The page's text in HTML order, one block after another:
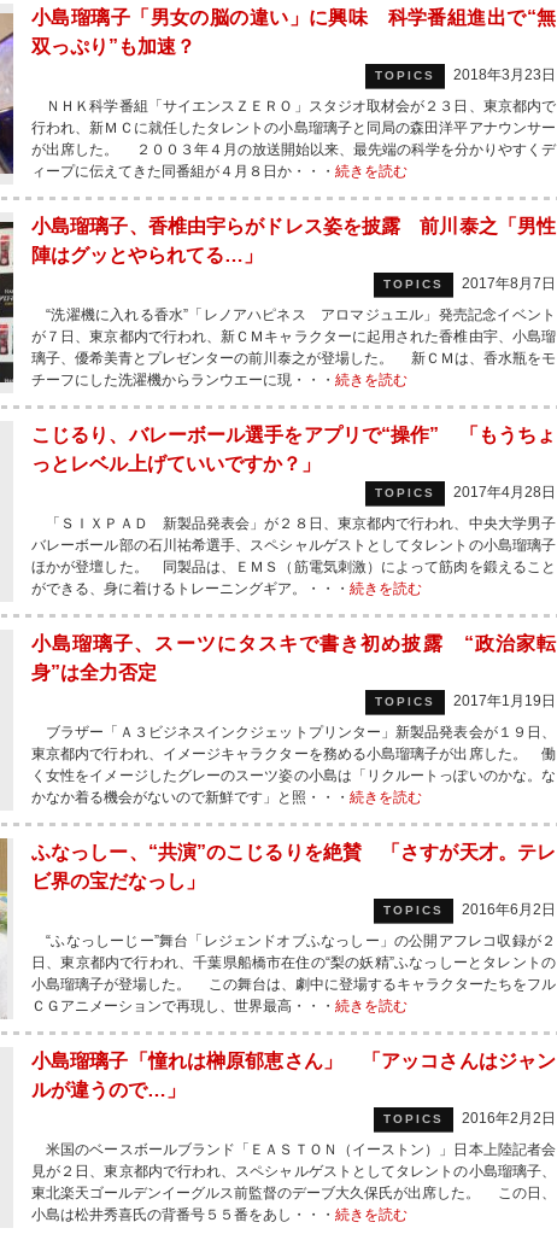
小島瑠璃子「男女の脳の違い」に興味 科学番組進出で“無
双っぷり”も加速？
TOPICS
2018年3月23日
ＮＨＫ科学番組「サイエンスＺＥＲＯ」スタジオ取材会が２３日、東京都内で
行われ、新ＭＣに就任したタレントの小島瑠璃子と同局の森田洋平アナウンサー
が出席した。 ２００３年４月の放送開始以来、最先端の科学を分かりやすくデ
ィープに伝えてきた同番組が４月８日か・・・ 続きを読む
小島瑠璃子、香椎由宇らがドレス姿を披露 前川泰之「男性
陣はグッとやられてる…」
TOPICS
2017年8月7日
“洗濯機に入れる香水”「レノアハピネス アロマジュエル」発売記念イベント
が７日、東京都内で行われ、新ＣＭキャラクターに起用された香椎由宇、小島瑠
璃子、優希美青とプレゼンターの前川泰之が登場した。 新ＣＭは、香水瓶をモ
チーフにした洗濯機からランウエーに現・・・ 続きを読む
こじるり、バレーボール選手をアプリで“操作” 「もうちょ
っとレベル上げていいですか？」
TOPICS
2017年4月28日
「ＳＩＸＰＡＤ 新製品発表会」が２８日、東京都内で行われ、中央大学男子
バレーボール部の石川祐希選手、スペシャルゲストとしてタレントの小島瑠璃子
ほかが登壇した。 同製品は、ＥＭＳ（筋電気刺激）によって筋肉を鍛えること
ができる、身に着けるトレーニングギア。・・・ 続きを読む
小島瑠璃子、スーツにタスキで書き初め披露 “政治家転
身”は全力否定
TOPICS
2017年1月19日
ブラザー「Ａ３ビジネスインクジェットプリンター」新製品発表会が１９日、
東京都内で行われ、イメージキャラクターを務める小島瑠璃子が出席した。 働
く女性をイメージしたグレーのスーツ姿の小島は「リクルートっぽいのかな。な
かなか着る機会がないので新鮮です」と照・・・ 続きを読む
ふなっしー、“共演”のこじるりを絶賛 「さすが天才。テレ
ビ界の宝だなっし」
TOPICS
2016年6月2日
“ふなっしーじー”舞台「レジェンドオブふなっしー」の公開アフレコ収録が２
日、東京都内で行われ、千葉県船橋市在住の“梨の妖精”ふなっしーとタレントの
小島瑠璃子が登場した。 この舞台は、劇中に登場するキャラクターたちをフル
ＣＧアニメーションで再現し、世界最高・・・ 続きを読む
小島瑠璃子「憧れは榊原郁恵さん」 「アッコさんはジャン
ルが違うので…」
TOPICS
2016年2月2日
米国のベースボールブランド「ＥＡＳＴＯＮ（イーストン）」日本上陸記者会
見が２日、東京都内で行われ、スペシャルゲストとしてタレントの小島瑠璃子、
東北楽天ゴールデンイーグルス前監督のデーブ大久保氏が出席した。 この日、
小島は松井秀喜氏の背番号５５番をあし・・・ 続きを読む